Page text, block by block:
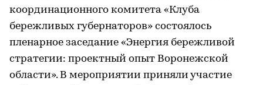
координационного комитета «Клуба
бережливых губернаторов» состоялось
пленарное заседание «Энергия бережливой
стратегии: проектный опыт Воронежской
области». В мероприятии приняли участие